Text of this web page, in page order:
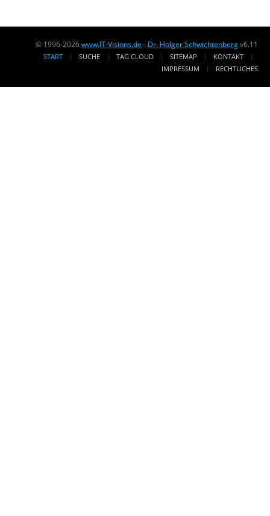
© 1996-2026www.IT-Visions.de - Dr. Holger Schwichtenbergv6.11
START SUCHE TAG CLOUD SITEMAP
KONTAKT
IMPRESSUM
RECHTLICHES